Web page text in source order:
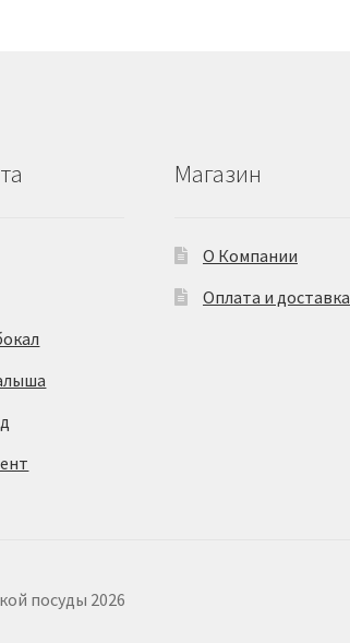
Магазин
О Компании
Оплата и доставка
посуды 2026